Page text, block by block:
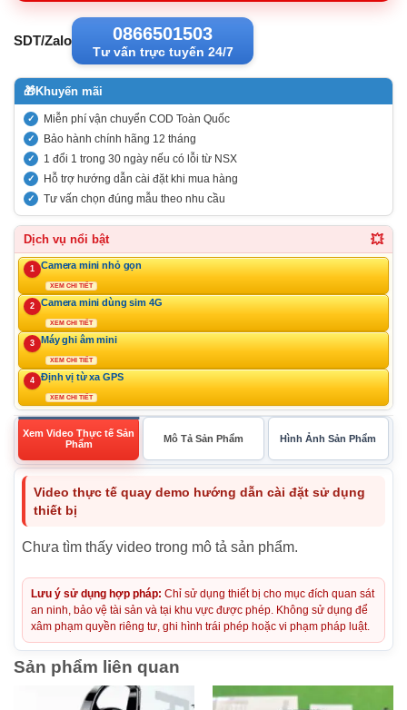
SDT/Zalo 0866501503
Tư vấn trực tuyến 24/7
🎁Khuyến mãi
Miễn phí vận chuyển COD Toàn Quốc
Bảo hành chính hãng 12 tháng
1 đổi 1 trong 30 ngày nếu có lỗi từ NSX
Hỗ trợ hướng dẫn cài đặt khi mua hàng
Tư vấn chọn đúng mẫu theo nhu cầu
Dịch vụ nổi bật 💥
1 Camera mini nhỏ gọn
XEM CHI TIẾT
2 Camera mini dùng sim 4G
XEM CHI TIẾT
3 Máy ghi âm mini
XEM CHI TIẾT
4 Định vị từ xa GPS
XEM CHI TIẾT
Xem Video Thực tế Sản
Phẩm
Mô Tả Sản Phẩm Hình Ảnh Sản Phẩm
Video thực tế quay demo hướng dẫn cài đặt sử dụng
thiết bị
Chưa tìm thấy video trong mô tả sản phẩm.
Lưu ý sử dụng hợp pháp: Chỉ sử dụng thiết bị cho mục đích quan sát
an ninh, bảo vệ tài sản và tại khu vực được phép. Không sử dụng để
xâm phạm quyền riêng tư, ghi hình trái phép hoặc vi phạm pháp luật.
Sản phẩm liên quan